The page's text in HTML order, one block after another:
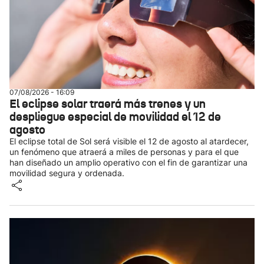
07/08/2026 - 16:09
El eclipse solar traerá más trenes y un
despliegue especial de movilidad el 12 de
agosto
El eclipse total de Sol será visible el 12 de agosto al atardecer,
un fenómeno que atraerá a miles de personas y para el que
han diseñado un amplio operativo con el fin de garantizar una
movilidad segura y ordenada.